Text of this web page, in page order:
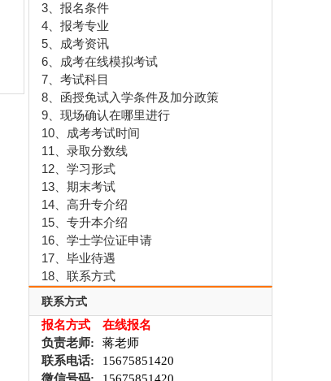
3、报名条件
4、报考专业
5、成考资讯
6、成考在线模拟考试
7、考试科目
8、函授免试入学条件及加分政策
9、现场确认在哪里进行
10、成考考试时间
11、录取分数线
12、学习形式
13、期末考试
14、高升专介绍
15、专升本介绍
16、学士学位证申请
17、毕业待遇
18、联系方式
联系方式
报名方式
在线报名
负责老师:
蒋老师
联系电话:
15675851420